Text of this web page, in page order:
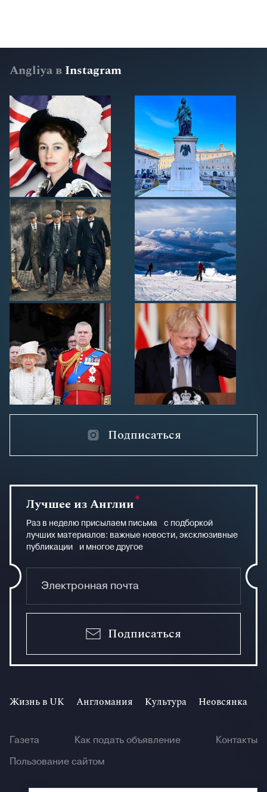
Angliya в Instagram
Подписаться
Лучшее из Англии
Раз в неделю присылаем письма с подборкой
лучших материалов: важные новости, эксклюзивные
публикации и многое другое
Подписаться
Жизнь в UK Англомания Культура Неовсянка
Газета Как подать объявление
Контакты
Пользование сайтом